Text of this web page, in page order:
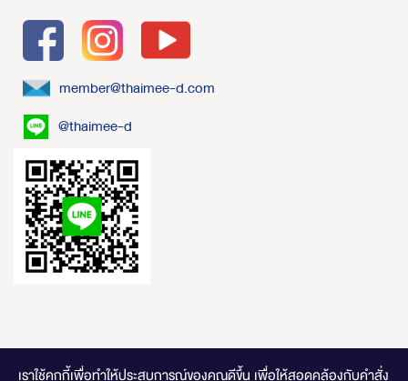
เราใช้คุกกี้เพื่อทำให้ประสบการณ์ของคุณดีขึ้น เพื่อให้สอดคล้องกับคำสั่ง
member@thaimee-d.com
@thaimee-d